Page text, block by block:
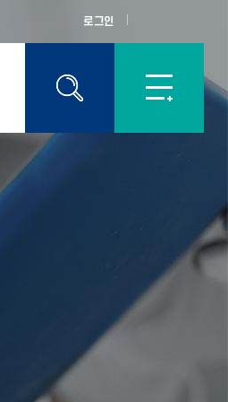
로그인